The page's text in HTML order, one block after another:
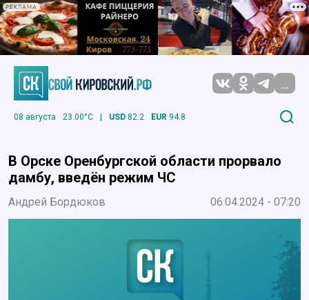
РЕКЛАМА
...
08 августа 23.00°C | USD 82.2 EUR 94.8
В Орске Оренбургской области прорвало
дамбу, введён режим ЧС
Андрей Бордюков 06.04.2024 - 07:20